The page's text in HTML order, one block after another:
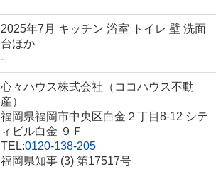
2025年7月 キッチン 浴室 トイレ 壁 洗面
台ほか
-
心々ハウス株式会社（ココハウス不動
産）
福岡県福岡市中央区白金２丁目8-12 シテ
ィビル白金 ９Ｆ
TEL:0120-138-205
福岡県知事 (3) 第17517号